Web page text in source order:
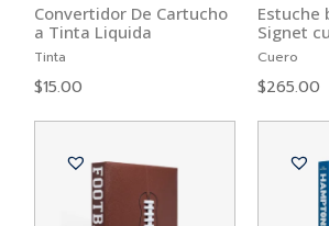
Convertidor De Cartucho
a Tinta Liquida
Tinta
$15.00
Estuche
Signet
Cuero
$265.00